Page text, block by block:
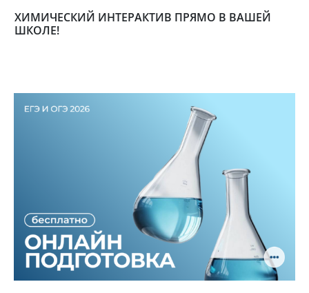
ХИМИЧЕСКИЙ ИНТЕРАКТИВ ПРЯМО В ВАШЕЙ
ШКОЛЕ!